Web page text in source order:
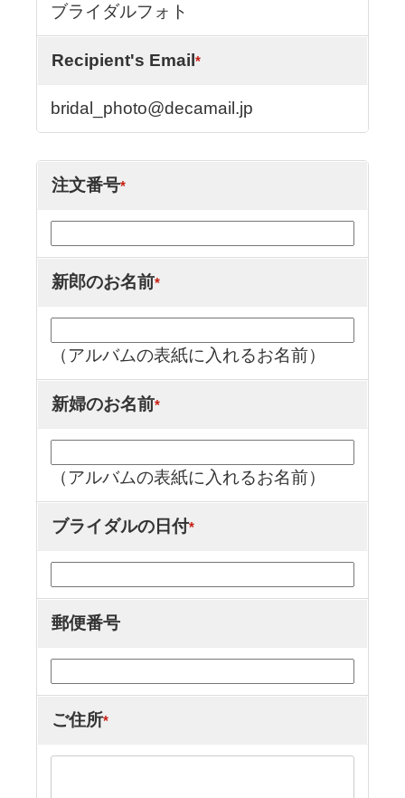
ブライダルフォト
Recipient's Email*
bridal_photo@decamail.jp
注文番号*
新郎のお名前*
（アルバムの表紙に入れるお名前）
新婦のお名前*
（アルバムの表紙に入れるお名前）
ブライダルの日付*
郵便番号
ご住所*